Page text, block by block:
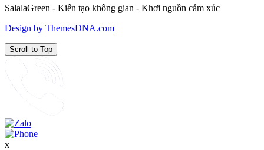
SalalaGreen - Kiến tạo không gian - Khơi nguồn cảm xúc
Design by ThemesDNA.com
Scroll to Top
x